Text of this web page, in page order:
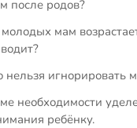
после родов?
мам
нельзя игнорировать
необходимости
ребёнку.